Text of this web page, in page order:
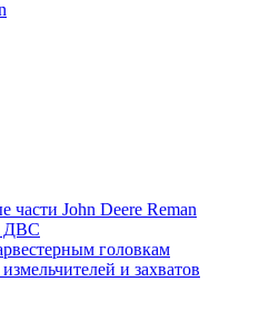
части John Deere Reman
ДВС
головкам
и захватов